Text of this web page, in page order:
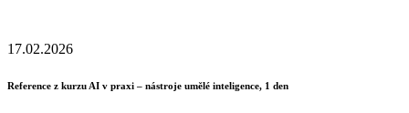
17.02.2026
Reference z kurzu AI v praxi – nástroje umělé inteligence, 1 den